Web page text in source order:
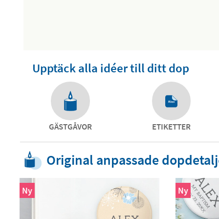
Upptäck alla idéer till ditt dop
GÄSTGÅVOR ETIKETTER
Original anpassade
Ny Ny